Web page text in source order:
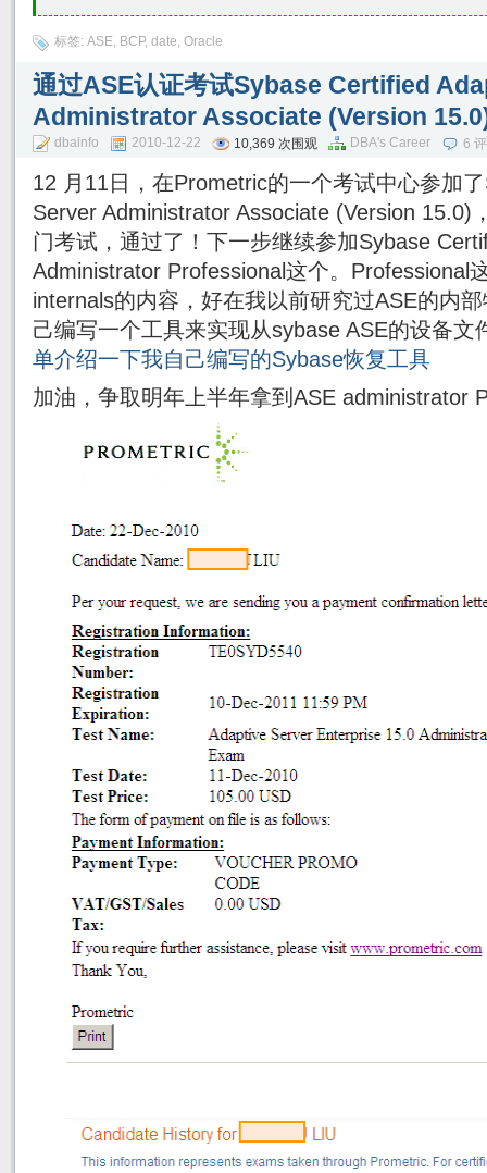
标签: ASE, BCP, date, Oracle
通过ASE认证考试Sybase Certified
Administrator Associate (Version
dbainfo 2010-12-22 10,369 次围观 DBA's Career 6
12 月11日，在Prometric的一个考试中心参加
Server Administrator Associate (Version 15.0)
门考试，通过了！下一步继续参加Sybase
Administrator Professional这个。Professional
internals的内容，好在我以前研究过ASE的内
己编写一个工具来实现从sybase ASE的设备文
单介绍一下我自己编写的Sybase恢复工具
加油，争取明年上半年拿到ASE administrator